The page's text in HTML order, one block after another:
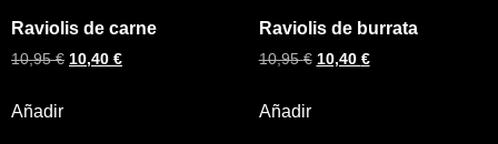
Raviolis de carne
10,95€ 10,40 €
Añadir
Raviolis de burrata
10,95€ 10,40 €
Añadir